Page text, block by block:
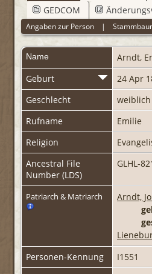
GEDCOM
Angaben zur Person |
Name Arndt,
Geburt
24 Apr
Geschlecht
weiblich
Rufname
Emilie
Religion
Ancestral File
Number (LDS)
GLHL-
Patriarch & Matriarch
Arndt,
Personen-Kennung
I1551